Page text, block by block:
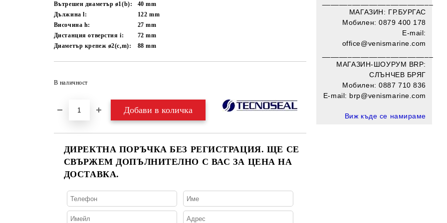
Вътрешен диаметър ø1(b):
40mm
Дължина l:
122mm
Височина h:
27mm
Дистанция отверстия i:
72mm
Диаметър крепеж ø2(c,m):
88mm
В наличност
ДИРЕКТНА ПОРЪЧКА БЕЗ РЕГИСТРАЦИЯ. ЩЕ СЕ
СВЪРЖЕМ ДОПЪЛНИТЕЛНО С ВАС ЗА ЦЕНА НА
ДОСТАВКА.
МАГАЗИН: ГР.БУРГАС
Мобилен: 0879 400 178
E-mail:
office@venismarine.com
МАГАЗИН-ШОУРУМ BRP:
СЛЪНЧЕВ БРЯГ
Мобилен:0887 710 836
E-mail: brp@venismarine.com
Виж къде се намираме